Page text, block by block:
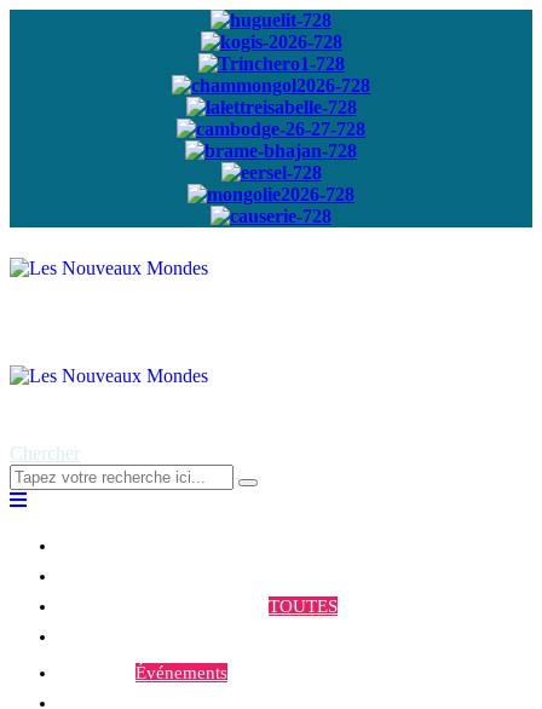
Abonnez-vous à
Chercher
TOUTES
Événements